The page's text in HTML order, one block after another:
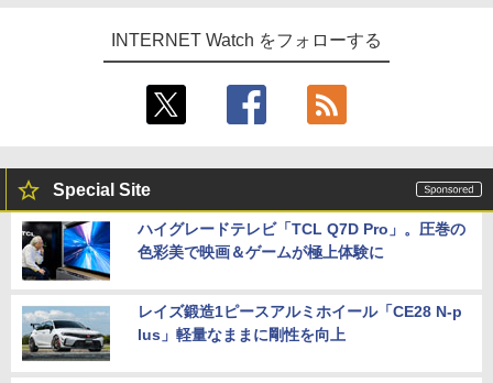
INTERNET Watch をフォローする
Special Site
ハイグレードテレビ「TCL Q7D Pro」。圧巻の
色彩美で映画＆ゲームが極上体験に
レイズ鍛造1ピースアルミホイール「CE28 N-p
lus」軽量なままに剛性を向上